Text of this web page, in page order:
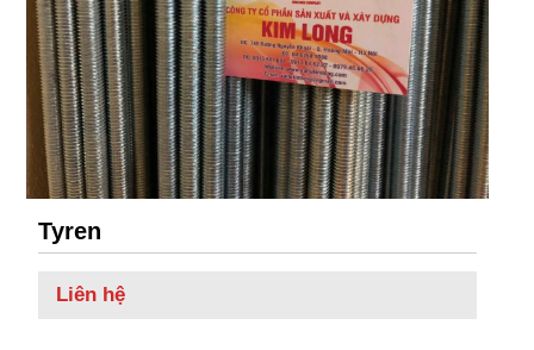
Tyren
Liên hệ